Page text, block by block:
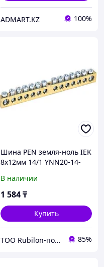
ADMART.KZ 100%
Шина PEN земля-ноль IEK
8х12мм 14/1 YNN20-14-
В наличии
1 584₸
Купить
ТОО Rubilon-поставщик №1 85%